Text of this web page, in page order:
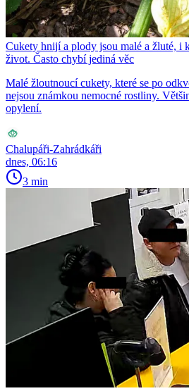
Cukety hnijí a plody jsou malé a žluté, i
život. Často chybí jediná věc
Malé žloutnoucí cukety, které se po
nejsou známkou nemocné rostliny.
opylení.
Chalupáři-Zahrádkáři
dnes, 06:16
3 min